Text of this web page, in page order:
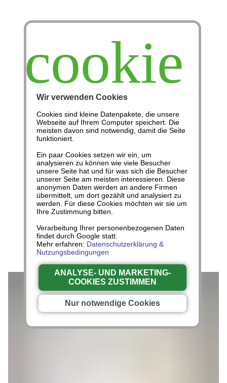
Kommunikation
Gesellschaft Aufklärung Freie Artikel
Wie Aufklärung
funktioniert
cookie
Wir verwenden Cookies
Cookies sind kleine Datenpakete, die unsere
Webseite auf Ihrem Computer speichert. Die
meisten davon sind notwendig, damit die Seite
funktioniert.
Ein paar Cookies setzen wir ein, um
analysieren zu können wie viele Besucher
unsere Seite hat und für was sich die Besucher
unserer Seite am meisten interessieren. Diese
anonymen Daten werden an andere Firmen
übermittelt, um dort gezählt und analysiert zu
werden. Für diese Cookies möchten wir sie um
Ihre Zustimmung bitten.
Verarbeitung Ihrer personenbezogenen Daten
findet durch Google statt.
Mehr erfahren: Datenschutzerklärung &
Nutzungsbedingungen
ANALYSE- UND MARKETING-
COOKIES ZUSTIMMEN
Nur notwendige Cookies